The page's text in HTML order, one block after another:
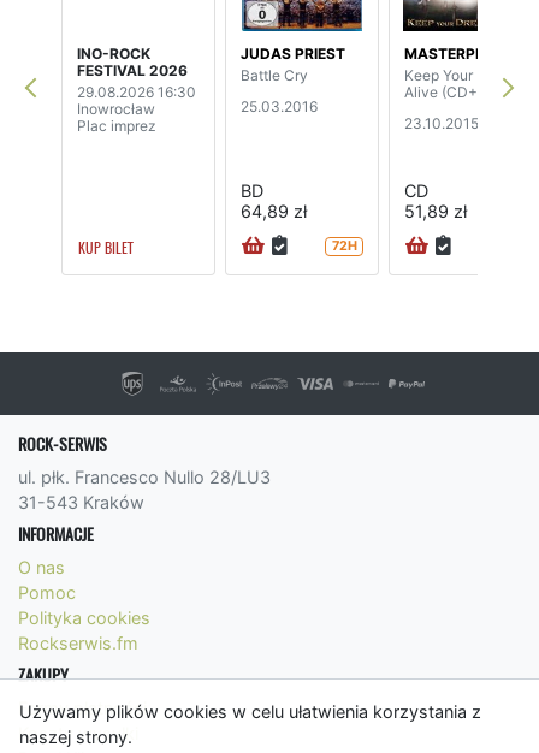
Używamy plików cookies w celu ułatwienia korzystania z
naszej strony.
INO-ROCK
FESTIVAL 2026
29.08.2026 16:30
Inowrocław
Plac imprez
KUP BILET
JUDAS PRIEST
Battle Cry
25.03.2016
BD
64,89 zł
72H
MASTERPLAN
Keep Your Dream
Alive (CD+BD)
23.10.2015
CD
51,89 zł
ROCK-SERWIS
ul. płk. Francesco Nullo 28/LU3
31-543 Kraków
INFORMACJE
O nas
Pomoc
Polityka cookies
Rockserwis.fm
ZAKUPY
Formy płatności
Koszty wysyłki